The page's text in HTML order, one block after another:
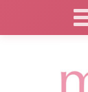
Panneau de gestion